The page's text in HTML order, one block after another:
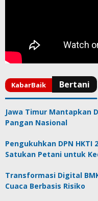
Jawa Timur Mantapkan
Pangan Nasional
Pengukuhkan DPN HKTI
Satukan Petani untuk
Transformasi Digital
Cuaca Berbasis Risiko